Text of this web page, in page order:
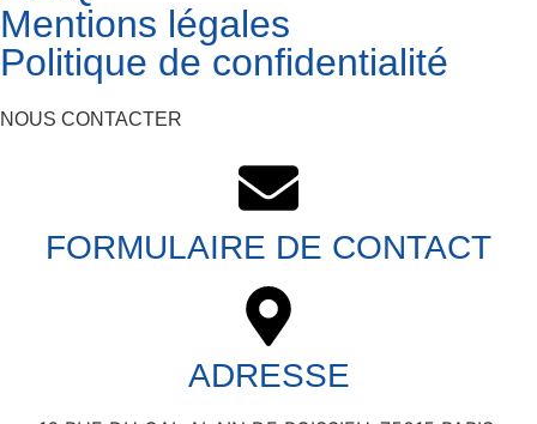
Mentions légales
Politique de confidentialité
NOUS CONTACTER
FORMULAIRE DE CONTACT
ADRESSE